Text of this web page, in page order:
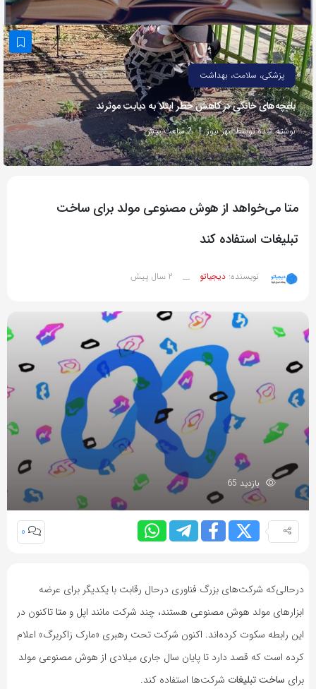
به
اشتراک
بگذارید.
کپی
لینک
پزشکی، سلامت، بهداشت
باغچه‌های خانگی در کاهش خطر ابتلا به دیابت موثرند
نوشته شده توسط مهر نیوز 2 ساعت پیش
متا می‌خواهد از هوش مصنوعی مولد برای ساخت
تبلیغات استفاده کند
نویسنده: دیجیاتو __ 2 سال پیش
بازدید 65
0
‌درحالی‌که شرکت‌های بزرگ فناوری درحال رقابت با یکدیگر برای عرضه
ابزارهای مولد هو‌ش مصنوعی هستند، چند شرکت مانند اپل و متاتاکنون در
این رابطه سکوت کرده‌اند. اکنون شرکت تحت رهبری «مارک زاکربرگ» اعلام
کرده است که قصد دارد تا پایان سال جاری میلادی از هوش مصنوعی مولد
برای ساخت تبلیغات شرکت‌ها استفاده کند.